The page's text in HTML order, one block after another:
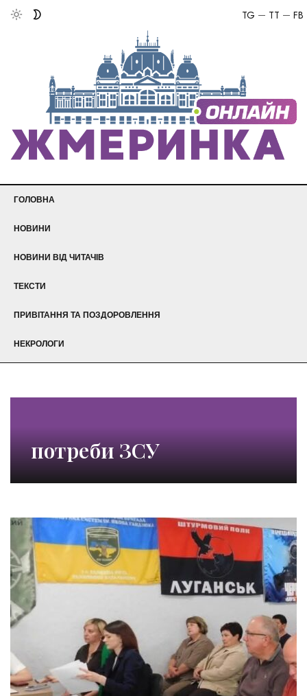
FB
TT
TG
ГОЛОВНА
НОВИНИ
НОВИНИ ВІД ЧИТАЧІВ
ТЕКСТИ
ПРИВІТАННЯ ТА ПОЗДОРОВЛЕННЯ
НЕКРОЛОГИ
потреби ЗСУ